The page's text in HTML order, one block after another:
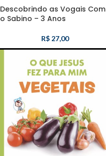
Descobrindo as Vogais Com
o Sabino – 3 Anos
R$ 27,00